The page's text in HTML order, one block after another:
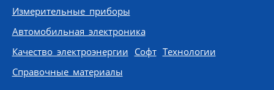
Измерительные приборы
Автомобильная электроника
Качество электроэнергии Софт Технологии
Справочные материалы